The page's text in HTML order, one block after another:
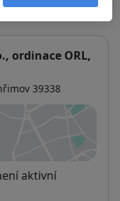
ordinace ORL,
39338
v nové záložce
aktivní